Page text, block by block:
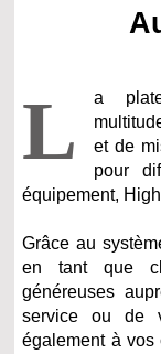
L
a
et de
pour
équipement,
Grâce au
en tant que
généreuses
service ou de
également à vos